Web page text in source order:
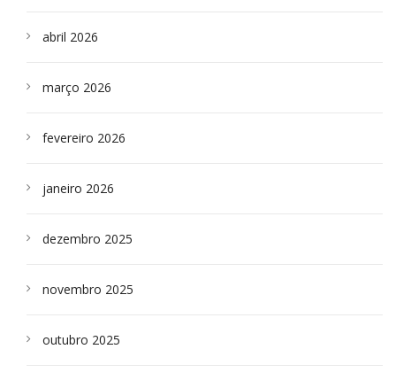
abril 2026
março 2026
fevereiro 2026
janeiro 2026
dezembro 2025
novembro 2025
outubro 2025